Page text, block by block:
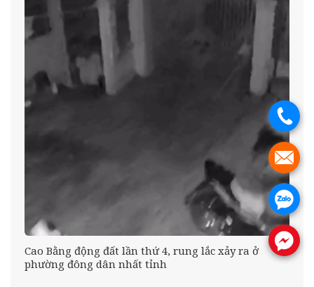
Cao Bằng động đất lần thứ 4, rung lắc xảy ra ở
phường đông dân nhất tỉnh
.
.
.
.